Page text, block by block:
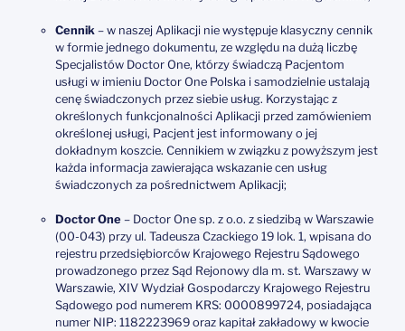
Cennik – w naszej Aplikacji nie występuje klasyczny cennik
w formie jednego dokumentu, ze względu na dużą liczbę
Specjalistów Doctor One, którzy świadczą Pacjentom
usługi w imieniu Doctor One Polska i samodzielnie ustalają
cenę świadczonych przez siebie usług. Korzystając z
określonych funkcjonalności Aplikacji przed zamówieniem
określonej usługi, Pacjent jest informowany o jej
dokładnym koszcie. Cennikiem w związku z powyższym jest
każda informacja zawierająca wskazanie cen usług
świadczonych za pośrednictwem Aplikacji;
Doctor One – Doctor One sp. z o.o. z siedzibą w Warszawie
(00-043) przy ul. Tadeusza Czackiego 19 lok. 1, wpisana do
rejestru przedsiębiorców Krajowego Rejestru Sądowego
prowadzonego przez Sąd Rejonowy dla m. st. Warszawy w
Warszawie, XIV Wydział Gospodarczy Krajowego Rejestru
Sądowego pod numerem KRS: 0000899724, posiadająca
numer NIP: 1182223969 oraz kapitał zakładowy w kwocie